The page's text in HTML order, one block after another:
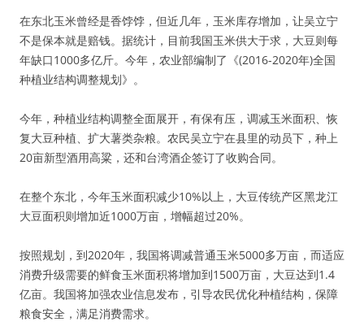
在东北玉米曾经是香饽饽，但近几年，玉米库存增加，让吴立宁
不是保本就是赔钱。据统计，目前我国玉米供大于求，大豆则每
年缺口1000多亿斤。今年，农业部编制了《(2016-2020年)全国
种植业结构调整规划》。
今年，种植业结构调整全面展开，有保有压，调减玉米面积、恢
复大豆种植、扩大薯类杂粮。农民吴立宁在县里的动员下，种上
20亩新型酒用高粱，还和台湾酒企签订了收购合同。
在整个东北，今年玉米面积减少10%以上，大豆传统产区黑龙江
大豆面积则增加近1000万亩，增幅超过20%。
按照规划，到2020年，我国将调减普通玉米5000多万亩，而适应
消费升级需要的鲜食玉米面积将增加到1500万亩，大豆达到1.4
亿亩。我国将加强农业信息发布，引导农民优化种植结构，保障
粮食安全，满足消费需求。